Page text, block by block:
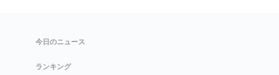
今日のニュース
ランキング